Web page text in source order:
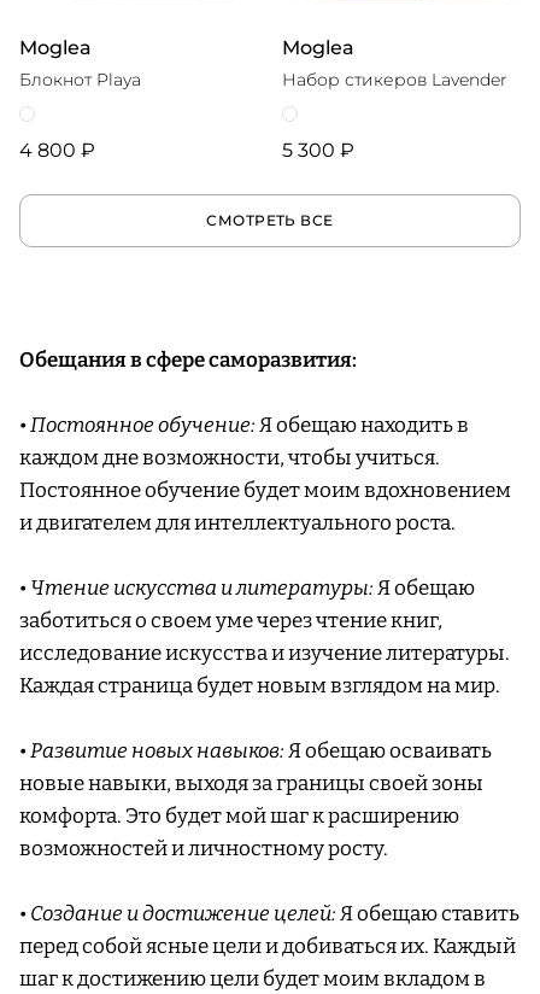
Moglea
Блокнот Playa
4 800 ₽
Moglea
Набор стикеров Lavender
5 300 ₽
СМОТРЕТЬ ВСЕ
Обещания в сфере саморазвития:
•Постоянное обучение:Я обещаю находить в
каждом дне возможности, чтобы учиться.
Постоянное обучение будет моим вдохновением
и двигателем для интеллектуального роста.
•Чтение искусства и литературы:Я обещаю
заботиться о своем уме через чтение книг,
исследование искусства и изучение литературы.
Каждая страница будет новым взглядом на мир.
•Развитие новых навыков:Я обещаю осваивать
новые навыки, выходя за границы своей зоны
комфорта. Это будет мой шаг к расширению
возможностей и личностному росту.
•Создание и достижение целей:Я обещаю ставить
перед собой ясные цели и добиваться их. Каждый
шаг к достижению цели будет моим вкладом в